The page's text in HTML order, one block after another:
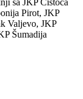
Pirot, JKP
Valjevo, JKP
Šumadija